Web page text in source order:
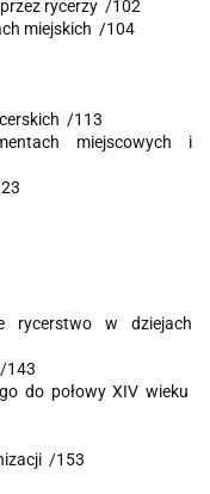
rycerzy /102
miejskich /104
/113
miejscowych i
rycerstwo w dziejach
143
do połowy XIV wieku
/153